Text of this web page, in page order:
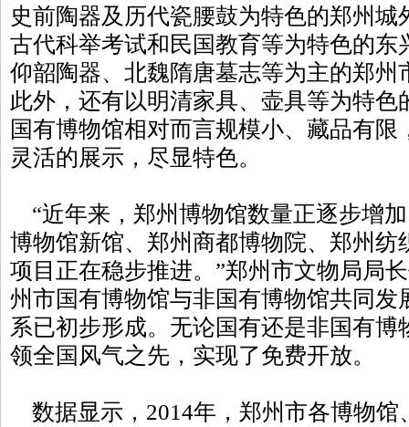
史前陶器及历代瓷腰鼓为特色的郑州
古代科举考试和民国教育等为特色的东
仰韶陶器、北魏隋唐墓志等为主的郑州
此外，还有以明清家具、壶具等为特
国有博物馆相对而言规模小、藏品有
灵活的展示，尽显特色。
“近年来，郑州博物馆数量正逐步增
博物馆新馆、郑州商都博物院、郑州纺
项目正在稳步推进。”郑州市文物局局
州市国有博物馆与非国有博物馆共同发
系已初步形成。无论国有还是非国有博
领全国风气之先，实现了免费开放。
数据显示，2014年，郑州市各博物馆